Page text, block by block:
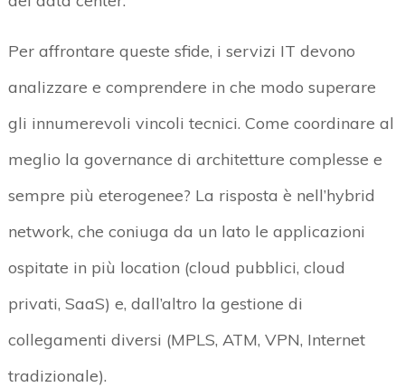
Per affrontare queste sfide, i servizi IT devono
analizzare e comprendere in che modo superare
gli innumerevoli vincoli tecnici. Come coordinare al
meglio la governance di architetture complesse e
sempre più eterogenee? La risposta è nell’hybrid
network, che coniuga da un lato le applicazioni
ospitate in più location (cloud pubblici, cloud
privati, SaaS) e, dall’altro la gestione di
collegamenti diversi (MPLS, ATM, VPN, Internet
tradizionale).